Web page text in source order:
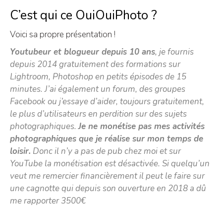
C’est qui ce OuiOuiPhoto ?
Voici sa propre présentation !
Youtubeur et blogueur depuis 10 ans, je fournis
depuis 2014 gratuitement des formations sur
Lightroom, Photoshop en petits épisodes de 15
minutes. J’ai également un forum, des groupes
Facebook ou j’essaye d’aider, toujours gratuitement,
le plus d’utilisateurs en perdition sur des sujets
photographiques.Je ne monétise pas mes activités
photographiques que je réalise sur mon temps de
loisir. Donc il n’y a pas de pub chez moi et sur
YouTube la monétisation est désactivée. Si quelqu’un
veut me remercier financièrement il peut le faire sur
une cagnotte qui depuis son ouverture en 2018 a dû
me rapporter 3500€